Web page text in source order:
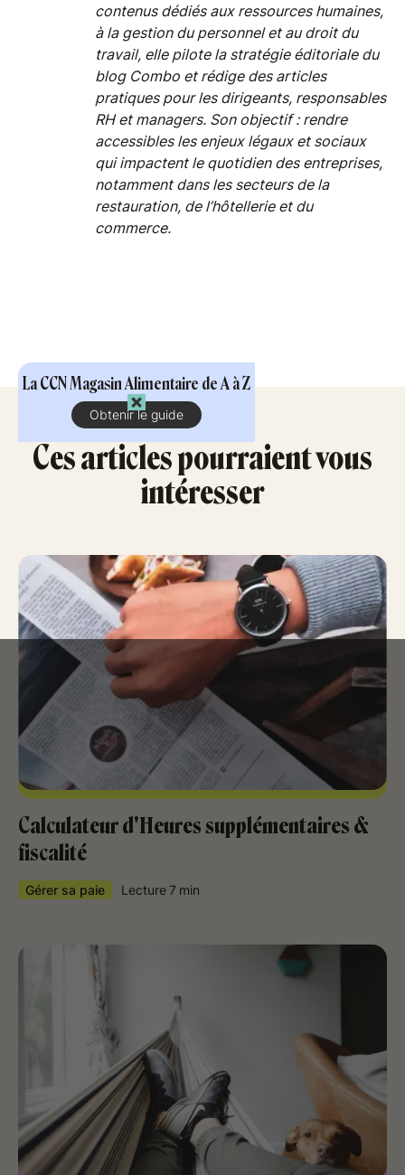
La CCN Magasin Alimentaire de A à Z
Obtenir le guide
contenus dédiés aux ressources humaines,
à la gestion du personnel et au droit du
travail, elle pilote la stratégie éditoriale du
blog Combo et rédige des articles
pratiques pour les dirigeants, responsables
RH et managers. Son objectif : rendre
accessibles les enjeux légaux et sociaux
qui impactent le quotidien des entreprises,
notamment dans les secteurs de la
restauration, de l’hôtellerie et du
commerce.
Ces articles pourraient vous
intéresser
Calculateur d'Heures supplémentaires &
fiscalité
Gérer sa paie Lecture7 min